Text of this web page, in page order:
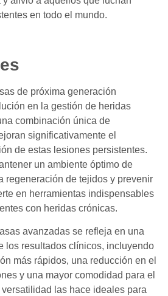
en todo el mundo.
de próxima generación
en la gestión de heridas
combinación única de
significativamente el
de estas lesiones persistentes.
un ambiente óptimo de
regeneración de tejidos y prevenir
en herramientas indispensables
con heridas crónicas.
avanzadas se refleja en una
los resultados clínicos, incluyendo
más rápidos, una reducción en el
y una mayor comodidad para el
las hace ideales para